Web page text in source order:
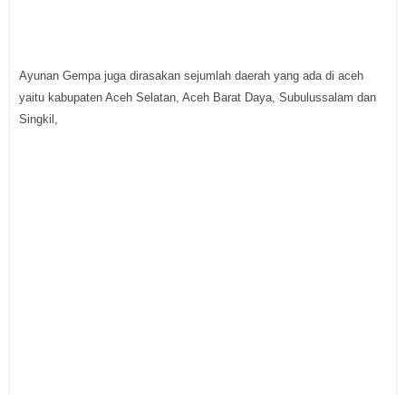
Ayunan Gempa juga dirasakan sejumlah daerah yang ada di aceh
yaitu kabupaten Aceh Selatan, Aceh Barat Daya, Subulussalam dan
Singkil,